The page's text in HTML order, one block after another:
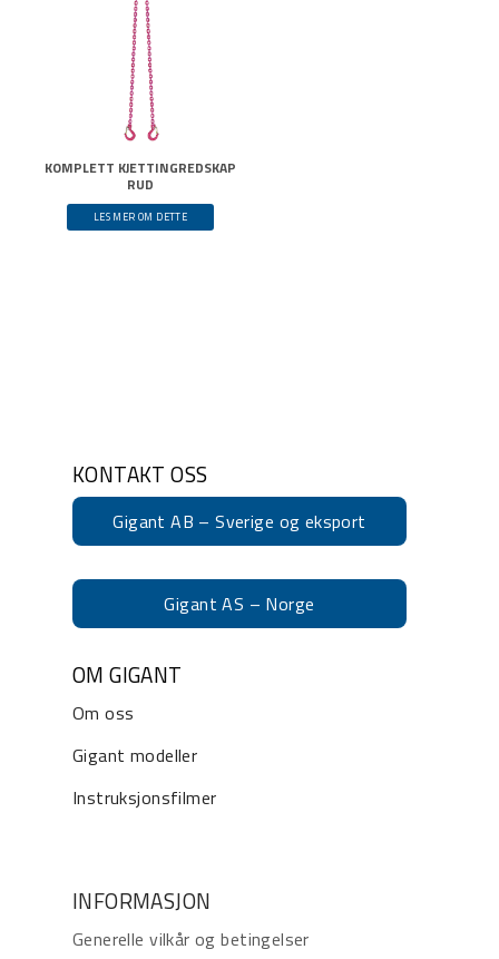
KOMPLETT KJETTINGREDSKAP
RUD
LES MER OM DETTE
KONTAKT OSS
Gigant AB – Sverige og eksport
Gigant AS – Norge
OM GIGANT
Om oss
Gigant modeller
Instruksjonsfilmer
INFORMASJON
Generelle vilkår og betingelser